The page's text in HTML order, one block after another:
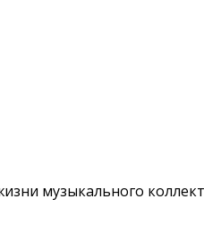
музыкального